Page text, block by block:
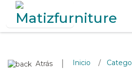
Atrás Inicio /